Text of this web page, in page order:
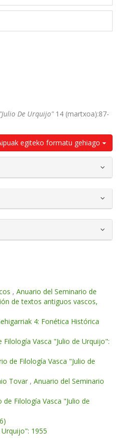
De Urquijo"14 (martxoa):87-
egiteko formatu gehiago
, Anuario del Seminario de
de textos antiguos vascos,
4: Fonética Histórica
Vasca "Julio de Urquijo":
de Filología Vasca "Julio de
Tovar , Anuario del Seminario
Filología Vasca "Julio de
1955